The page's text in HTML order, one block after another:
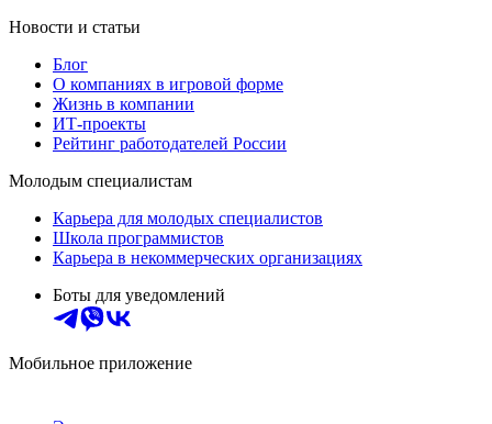
Новости и статьи
Блог
О компаниях в игровой форме
Жизнь в компании
ИТ-проекты
Рейтинг работодателей России
Молодым специалистам
Карьера для молодых специалистов
Школа программистов
Карьера в некоммерческих организациях
Боты для уведомлений
Мобильное приложение